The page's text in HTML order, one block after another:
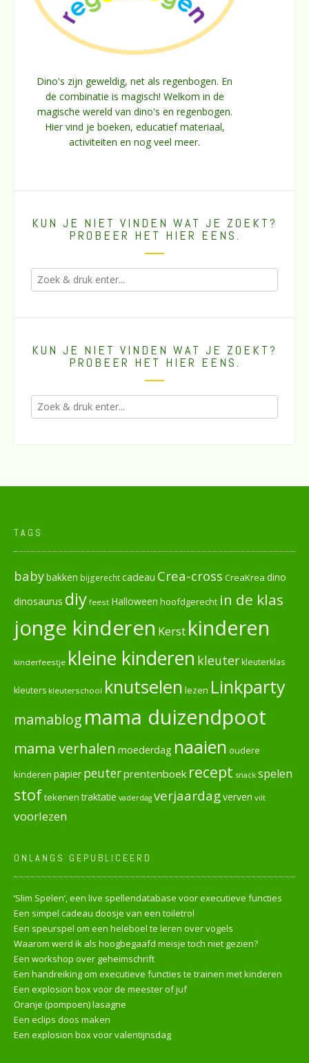
Dino's zijn geweldig, net als regenbogen. En
de combinatie is magisch! Welkom in de
magische wereld van dino's en regenbogen.
Hier vind je boeken, educatief materiaal,
activiteiten en nog veel meer.
KUN JE NIET VINDEN WAT JE ZOEKT?
PROBEER HET HIER EENS.
KUN JE NIET VINDEN WAT JE ZOEKT?
PROBEER HET HIER EENS.
TAGS
babybakken bijgerechtcadeau Crea-cross CreaKrea dino
dinosaurus diy feest Halloween hoofdgerecht in de klas
jonge kinderen Kerst kinderen
kinderfeestje kleine kinderen kleuterkleuterklas
kleuters kleuterschool knutselen lezen Linkparty
mamablog mama duizendpoot
mama verhalen moederdag naaien oudere
kinderen papier peuterprentenboek recept snack spelen
stoftekenen traktatie vaderdag verjaardagverven vilt
voorlezen
ONLANGS GEPUBLICEERD
‘Slim Spelen’, een live spellendatabase voor executieve functies
Een simpel cadeau doosje van een toiletrol
Een speurspel om een heleboel te leren over vogels
Waarom werd ik als hoogbegaafd meisje toch niet gezien?
Een workshop over geheimschrift
Een handreiking om executieve functies te trainen met kinderen
Een explosion box voor de meester of juf
Oranje (pompoen) lasagne
Een eclips doos maken
Een explosion box voor valentijnsdag